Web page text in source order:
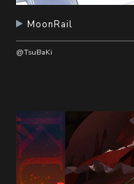
MoonRail
@TsuBaKi